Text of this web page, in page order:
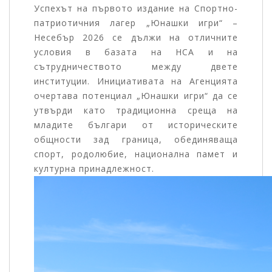
Успехът на първото издание на Спортно-
патриотичния лагер „Юнашки игри“ –
Несебър 2026 се дължи на отличните
условия в базата на НСА и на
сътрудничеството между двете
институции. Инициативата на Агенцията
очертава потенциал „Юнашки игри“ да се
утвърди като традиционна среща на
младите българи от историческите
общности зад граница, обединяваща
спорт, родолюбие, национална памет и
културна принадлежност.